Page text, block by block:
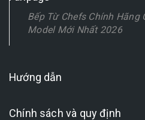
Bếp Từ Chefs Chính Hãng
Model Mới Nhất 2026
Hướng dẫn
Chính sách và quy định